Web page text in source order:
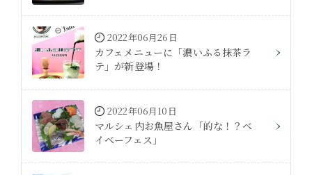
2022年06月26日
カフェメニューに「濃いふる抹茶ラ
テ」が新登場！
2022年06月10日
マルシェ内お魚屋さん「的な！？ベ
イベーフェス」